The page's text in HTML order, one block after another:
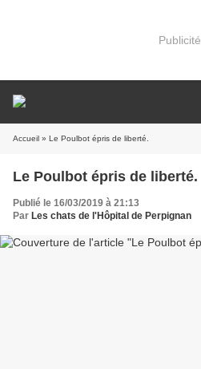
Publicité
Accueil » Le Poulbot épris de liberté.
Le Poulbot épris de liberté.
Publié le 16/03/2019 à 21:13
Par Les chats de l'Hôpital de Perpignan